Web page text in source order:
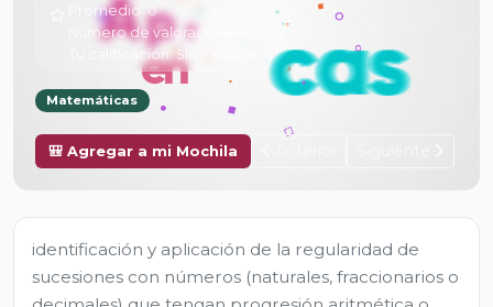
Promedio:0
Número de valoraciones:
Tu calificación:Sin calificar
Matemáticas
🎒 Agregar a mi Mochila
identificación y aplicación de la regularidad de
sucesiones con números (naturales, fraccionarios o